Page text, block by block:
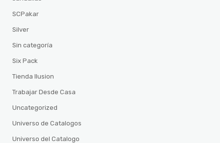
SCPakar
Silver
Sin categoría
Six Pack
Tienda Ilusion
Trabajar Desde Casa
Uncategorized
Universo de Catalogos
Universo del Catalogo